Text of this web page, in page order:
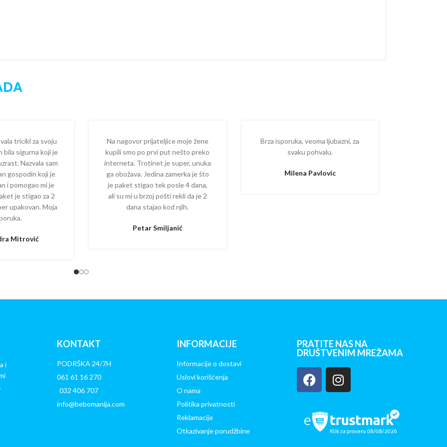
tricikl za svoju
bila sigurna koji je
Nazvala sam
gospodin koji je
i pomogao mi je
je stigao za 2
upakovan. Moja
Mitrović
Na nagovor prijateljice moje žene
kupili smo po prvi put nešto preko
interneta. Trotinet je super, unuka
ga obožava. Jedina zamerka je što
je paket stigao tek posle 4 dana,
ali su mi u brzoj pošti rekli da je 2
dana stajao kod njih.
Petar Smiljanić
Brza isporuka, veoma ljubazni, za
svaku pohvalu.
Milena Pavlovic
i
KONTAKT
PODRŠKA 24/7H
061 61 16 270
032 406 707
info@bebomanija.com
INFORMACIJE
Informacije o dostavi
Uslovi korišćenja
O nama
Politika privatnosti
Reklamacije
Otkazivanje porudžbine
PRATITE NAS NA
DRUŠTVENIM MREŽAMA